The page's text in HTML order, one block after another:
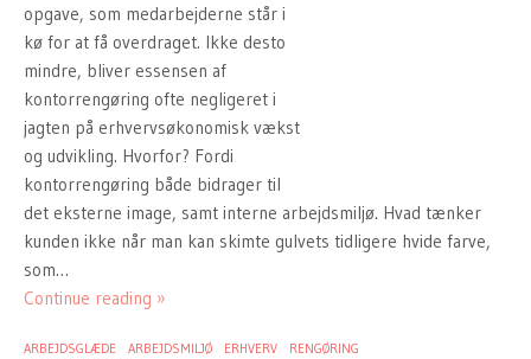
opgave, som medarbejderne står i
kø for at få overdraget. Ikke desto
mindre, bliver essensen af
kontorrengøring ofte negligeret i
jagten på erhvervsøkonomisk vækst
og udvikling. Hvorfor? Fordi
kontorrengøring både bidrager til
det eksterne image, samt interne arbejdsmiljø. Hvad tænker
kunden ikke når man kan skimte gulvets tidligere hvide farve,
som…
Continue reading »
ARBEJDSGLÆDE ARBEJDSMILJØ ERHVERV
RENGØRING